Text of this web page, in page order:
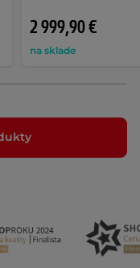
2 999,90 €
na sklade